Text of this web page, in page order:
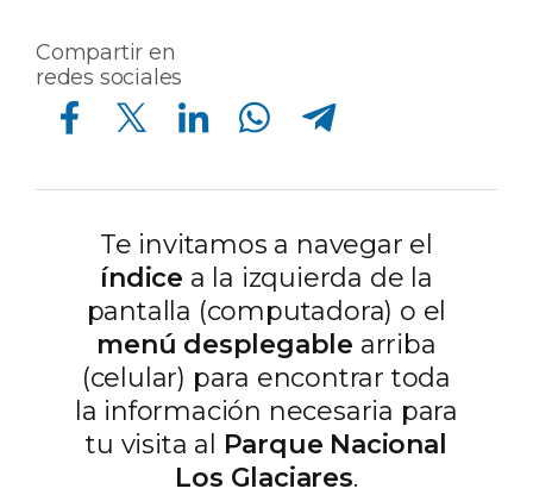
Compartir en
redes sociales
Compartir en Facebook Compartir en Twitter Compartir en Linkedin Compartir en Whatsapp Compartir en Telegram
Te invitamos a navegar el
índice a la izquierda de la
pantalla (computadora) o el
menú desplegable arriba
(celular) para encontrar toda
la información necesaria para
tu visita al Parque Nacional
Los Glaciares.